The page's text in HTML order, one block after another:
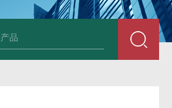
PF-200/300/400/500排气扇/卫生间通风器